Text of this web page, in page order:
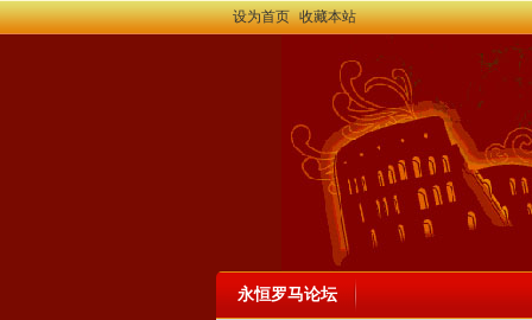
设为首页 收藏本站
永恒罗马论坛